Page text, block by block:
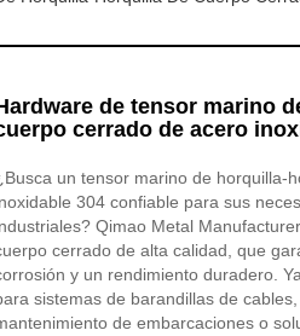
de tensor marino
cerrado de acero
un tensor marino de horquilla-
304 confiable para sus
Qimao Metal
cerrado de alta calidad, que
y un rendimiento duradero.
sistemas de barandillas de
de embarcaciones o